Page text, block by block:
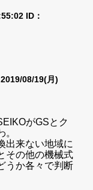
ID：
08/19(月)
がGSとク
出来ない地域に
その他の機械式
うか各々で判断